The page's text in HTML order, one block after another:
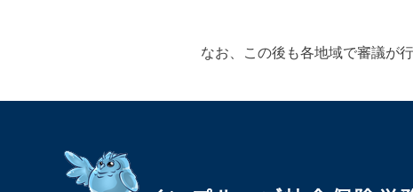
なお、この後も各地域で審議が